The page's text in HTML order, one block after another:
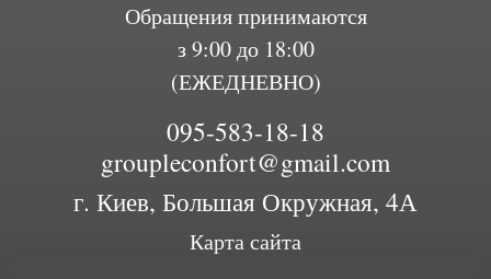
Обращения принимаются
з 9:00 до 18:00
(ЕЖЕДНЕВНО)
095-583-18-18
groupleconfort@gmail.com
г. Киев, Большая Окружная, 4А
Карта сайта